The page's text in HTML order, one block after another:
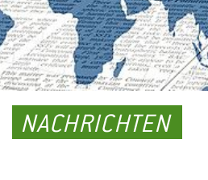
NACHRICHTEN